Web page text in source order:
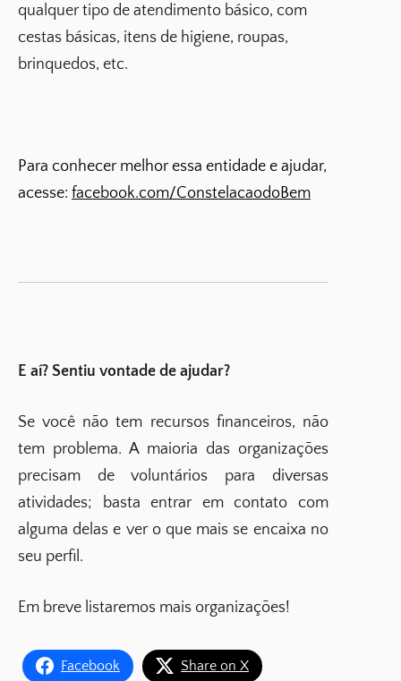
qualquer tipo de atendimento básico, com
cestas básicas, itens de higiene, roupas,
brinquedos, etc.
Para conhecer melhor essa entidade e ajudar,
acesse: facebook.com/ConstelacaodoBem
E aí? Sentiu vontade de ajudar?
Se você não tem recursos financeiros, não
tem problema. A maioria das organizações
precisam de voluntários para diversas
atividades; basta entrar em contato com
alguma delas e ver o que mais se encaixa no
seu perfil.
Em breve listaremos mais organizações!
Facebook Share on X